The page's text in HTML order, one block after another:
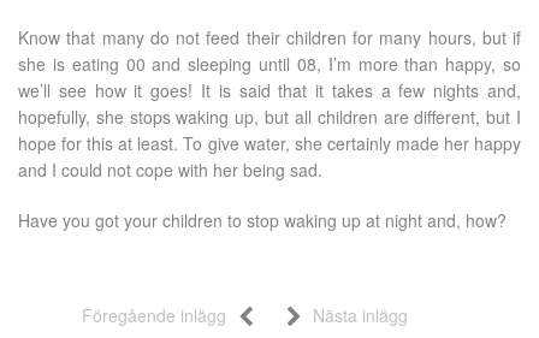
Know that many do not feed their children for many hours, but if
she is eating 00 and sleeping until 08, I’m more than happy, so
we’ll see how it goes! It is said that it takes a few nights and,
hopefully, she stops waking up, but all children are different, but I
hope for this at least. To give water, she certainly made her happy
and I could not cope with her being sad.
Have you got your children to stop waking up at night and, how?
Föregående inlägg Nästa inlägg